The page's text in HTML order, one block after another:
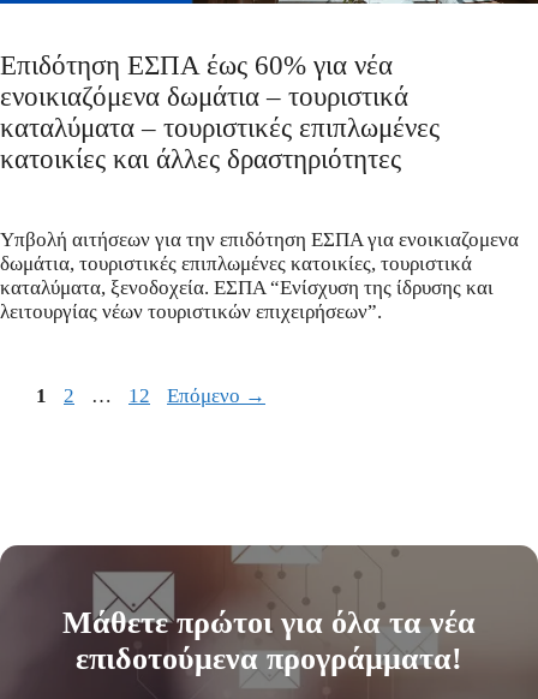
Επιδότηση ΕΣΠΑ έως 60% για νέα
ενοικιαζόμενα δωμάτια – τουριστικά
καταλύματα – τουριστικές επιπλωμένες
κατοικίες και άλλες δραστηριότητες
Υπβολή αιτήσεων για την επιδότηση ΕΣΠΑ για ενοικιαζομενα
δωμάτια, τουριστικές επιπλωμένες κατοικίες, τουριστικά
καταλύματα, ξενοδοχεία. ΕΣΠΑ “Ενίσχυση της ίδρυσης και
λειτουργίας νέων τουριστικών επιχειρήσεων”.
Σελίδα
1 Σελίδα
2 … Σελίδα
12 Επόμενο →
Μάθετεπρώτοι για όλα τα νέα
επιδοτούμενα προγράμματα!